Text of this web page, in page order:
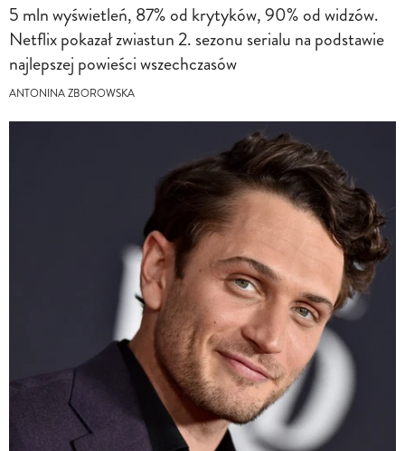
5 mln wyświetleń, 87% od krytyków, 90% od widzów.
Netflix pokazał zwiastun 2. sezonu serialu na podstawie
najlepszej powieści wszechczasów
ANTONINA ZBOROWSKA